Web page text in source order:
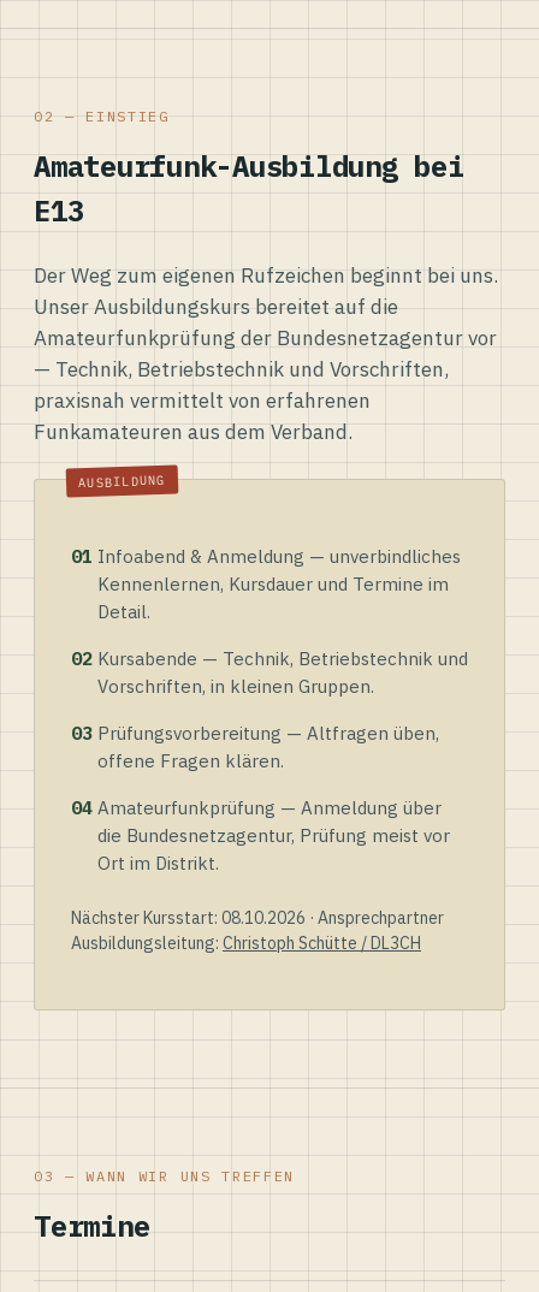
02 — EINSTIEG
Amateurfunk-Ausbildung bei
E13
Der Weg zum eigenen Rufzeichen beginnt bei uns.
Unser Ausbildungskurs bereitet auf die
Amateurfunkprüfung der Bundesnetzagentur vor
— Technik, Betriebstechnik und Vorschriften,
praxisnah vermittelt von erfahrenen
Funkamateuren aus dem Verband.
01 Infoabend & Anmeldung — unverbindliches
Kennenlernen, Kursdauer und Termine im
Detail.
02 Kursabende — Technik, Betriebstechnik und
Vorschriften, in kleinen Gruppen.
03 Prüfungsvorbereitung — Altfragen üben,
offene Fragen klären.
04 Amateurfunkprüfung — Anmeldung über
die Bundesnetzagentur, Prüfung meist vor
Ort im Distrikt.
Nächster Kursstart: 08.10.2026 · Ansprechpartner
Ausbildungsleitung: Christoph Schütte / DL3CH
03 — WANN WIR UNS TREFFEN
Termine